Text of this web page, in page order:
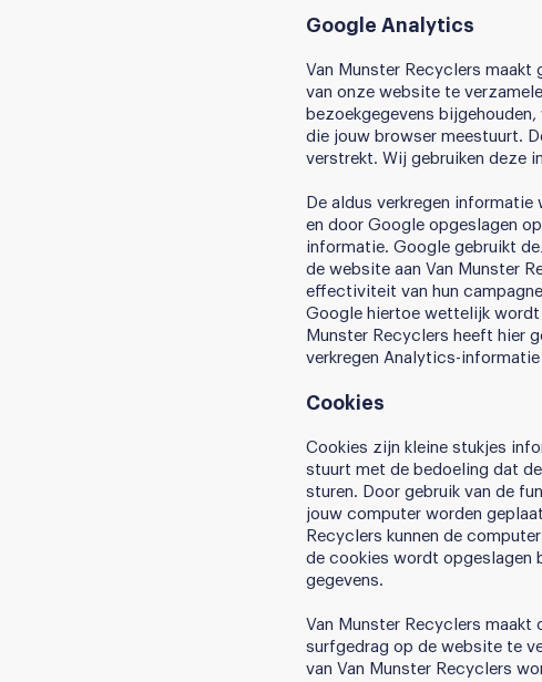
Google Analytics
Van Munster Recyclers
van onze website te
bezoekgegevens
die jouw browser meestuurt.
verstrekt. Wij gebruiken deze
De aldus verkregen
en door Google opgeslagen
informatie. Google gebruikt
de website aan Van Munster
effectiviteit van hun
Google hiertoe wettelijk wordt
Munster Recyclers heeft hier
verkregen Analytics-
Cookies
Cookies zijn kleine stukjes
stuurt met de bedoeling dat
sturen. Door gebruik van de
jouw computer worden
Recyclers kunnen de
de cookies wordt opgeslagen
gegevens.
Van Munster Recyclers maakt
surfgedrag op de website te
van Van Munster Recyclers